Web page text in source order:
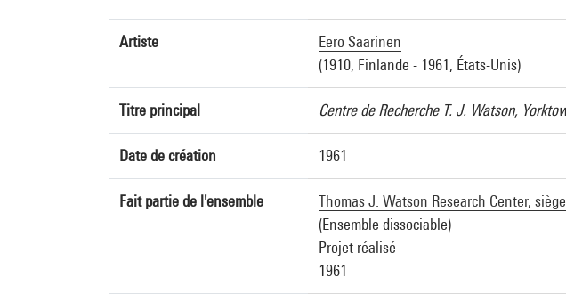
Artiste
Eero Saarinen
(1910, Finlande - 1961, États-Unis)
Titre principal Centre de Recherche T. J. Watson,
Date de création 1961
Fait partie de l'ensemble
Thomas J. Watson Research Center,
(Ensemble dissociable)
Projet réalisé
1961